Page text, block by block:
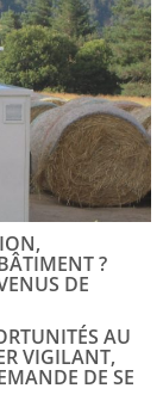
?
DE
AU
VIGILANT,
DE SE